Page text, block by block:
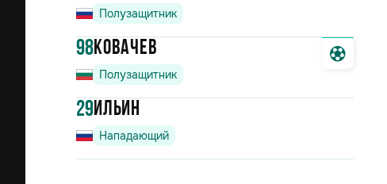
Полузащитник
98Ковачев
Полузащитник
29Ильин
Нападающий